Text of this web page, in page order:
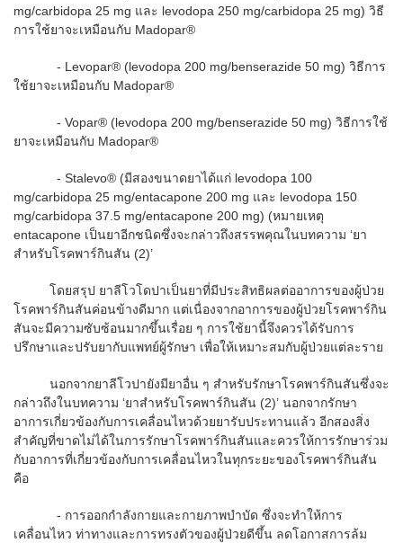
mg/carbidopa 25 mg และ levodopa 250 mg/carbidopa 25 mg) วิธี
การใช้ยาจะเหมือนกับ Madopar®
- Levopar® (levodopa 200 mg/benserazide 50 mg) วิธีการ
ใช้ยาจะเหมือนกับ Madopar®
- Vopar® (levodopa 200 mg/benserazide 50 mg) วิธีการใช้
ยาจะเหมือนกับ Madopar®
- Stalevo® (มีสองขนาดยาได้แก่ levodopa 100
mg/carbidopa 25 mg/entacapone 200 mg และ levodopa 150
mg/carbidopa 37.5 mg/entacapone 200 mg) (หมายเหตุ
entacapone เป็นยาอีกชนิดซึ่งจะกล่าวถึงสรรพคุณในบทความ ‘ยา
สำหรับโรคพาร์กินสัน (2)’
โดยสรุป ยาลีโวโดปาเป็นยาที่มีประสิทธิผลต่ออาการของผู้ป่วย
โรคพาร์กินสันค่อนข้างดีมาก แต่เนื่องจากอาการของผู้ป่วยโรคพาร์กิน
สันจะมีความซับซ้อนมากขึ้นเรื่อย ๆ การใช้ยานี้จึงควรได้รับการ
ปรึกษาและปรับยากับแพทย์ผู้รักษา เพื่อให้เหมาะสมกับผู้ป่วยแต่ละราย
นอกจากยาลีโวปายังมียาอื่น ๆ สำหรับรักษาโรคพาร์กินสันซึ่งจะ
กล่าวถึงในบทความ ‘ยาสำหรับโรคพาร์กินสัน (2)’ นอกจากรักษา
อาการเกี่ยวข้องกับการเคลื่อนไหวด้วยยารับประทานแล้ว อีกสองสิ่ง
สำคัญที่ขาดไม่ได้ในการรักษาโรคพาร์กินสันและควรให้การรักษาร่วม
กับอาการที่เกี่ยวข้องกับการเคลื่อนไหวในทุกระยะของโรคพาร์กินสัน
คือ
- การออกกำลังกายและกายภาพบำบัด ซึ่งจะทำให้การ
เคลื่อนไหว ท่าทางและการทรงตัวของผู้ป่วยดีขึ้น ลดโอกาสการล้ม